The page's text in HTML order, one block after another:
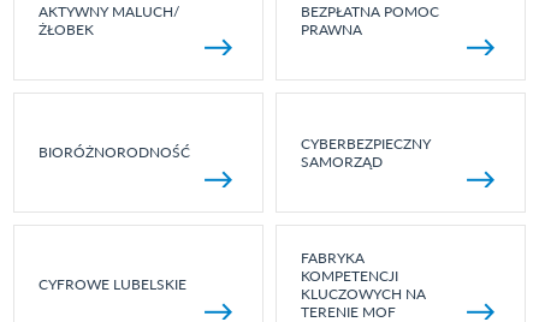
AKTYWNY MALUCH/
ŻŁOBEK
BEZPŁATNA POMOC
PRAWNA
BIORÓŻNORODNOŚĆ
CYBERBEZPIECZNY
SAMORZĄD
CYFROWE LUBELSKIE
FABRYKA
KOMPETENCJI
KLUCZOWYCH NA
TERENIE MOF